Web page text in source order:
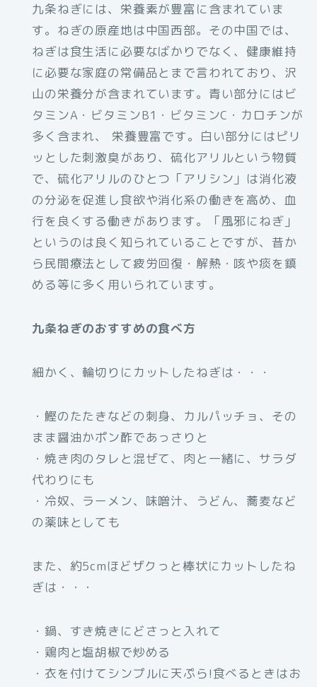
九条ねぎには、栄養素が豊富に含まれていま
す。ねぎの原産地は中国⻄部。その中国では、
ねぎは食生活に必要なばかりでなく、健康維持
に必要な家庭の常備品とまで言われており、沢
山の栄養分が含まれています。⻘い部分にはビ
タミンA・ビタミンB1・ビタミンC・カロチンが
多く含まれ、 栄養豊富です。白い部分にはピリ
ッとした刺激臭があり、硫化アリルという物質
で、硫化アリルのひとつ「アリシン」は消化液
の分泌を促進し食欲や消化系の働きを高め、血
行を良くする働きがあります。「風邪にねぎ」
というのは良く知られていることですが、昔か
ら⺠間療法として疲労回復・解熱・咳や痰を鎮
める等に多く用いられています。
九条ねぎのおすすめの食べ方
細かく、輪切りにカットしたねぎは・・・
・鰹のたたきなどの刺身、カルパッチョ、その
まま醤油かポン酢であっさりと
・焼き肉のタレと混ぜて、肉と一緒に、サラダ
代わりにも
・冷奴、ラーメン、味噌汁、うどん、蕎⻨など
の薬味としても
また、約5cmほどザクっと棒状にカットしたね
ぎは・・・
・鍋、すき焼きにどさっと入れて
・鶏肉と塩胡椒で炒める
・衣を付けてシンプルに天ぷら!食べるときはお